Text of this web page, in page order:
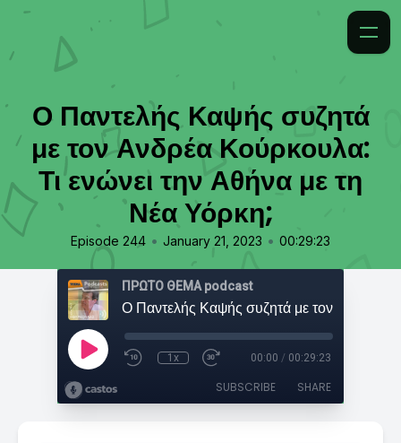
Ο Παντελής Καψής συζητά
με τον Ανδρέα Κούρκουλα:
Τι ενώνει την Αθήνα με τη
Νέα Υόρκη;
Episode 244 • January 21, 2023 • 00:29:23
ΠΡΩΤΟ ΘΕΜΑ podcast
1x 00:00 / 00:29:23
SUBSCRIBE SHARE